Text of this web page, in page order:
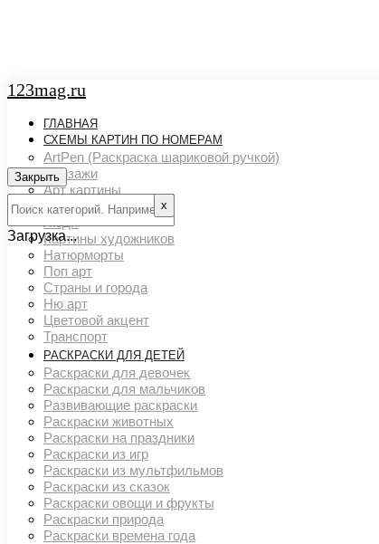
123mag.ru
ГЛАВНАЯ
СХЕМЫ КАРТИН ПО НОМЕРАМ
ArtPen (Раскраска шариковой ручкой)
Пейзажи
Арт картины
Животный мир
Люди
Картины художников
Натюрморты
Поп арт
Страны и города
Ню арт
Цветовой акцент
Транспорт
РАСКРАСКИ ДЛЯ ДЕТЕЙ
Раскраски для девочек
Раскраски для мальчиков
Развивающие раскраски
Раскраски животных
Раскраски на праздники
Раскраски из игр
Раскраски из мультфильмов
Раскраски из сказок
Раскраски овощи и фрукты
Раскраски природа
Раскраски времена года
Закрыть
х
Загрузка...